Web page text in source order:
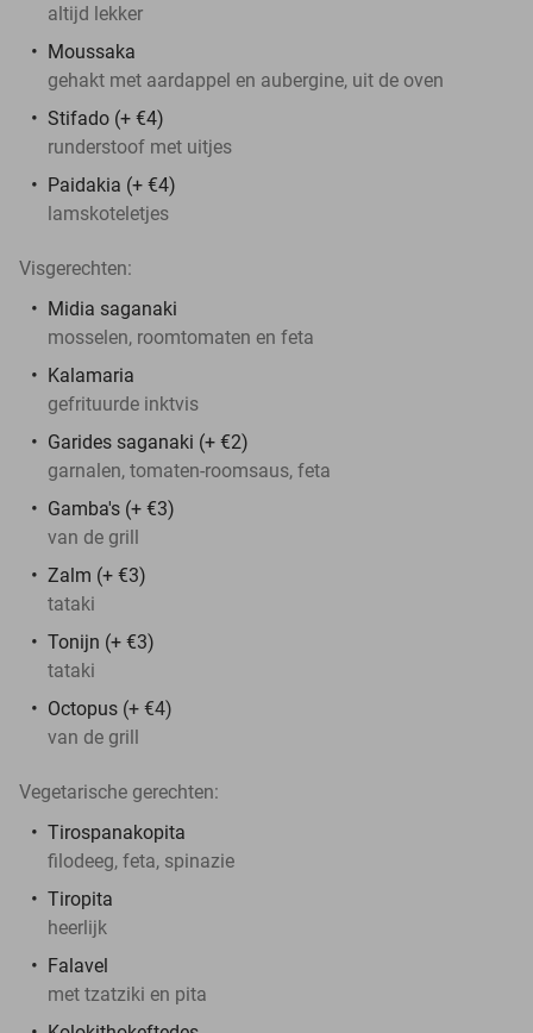
altijd lekker
Moussaka
gehakt met aardappel en aubergine, uit de oven
Stifado (+ €4)
runderstoof met uitjes
Paidakia (+ €4)
lamskoteletjes
Visgerechten:
Midia saganaki
mosselen, roomtomaten en feta
Kalamaria
gefrituurde inktvis
Garides saganaki (+ €2)
garnalen, tomaten-roomsaus, feta
Gamba's (+ €3)
van de grill
Zalm (+ €3)
tataki
Tonijn (+ €3)
tataki
Octopus (+ €4)
van de grill
Vegetarische gerechten:
Tirospanakopita
filodeeg, feta, spinazie
Tiropita
heerlijk
Falavel
met tzatziki en pita